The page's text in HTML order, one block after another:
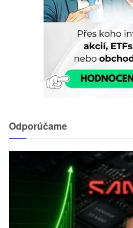
Odporúčame